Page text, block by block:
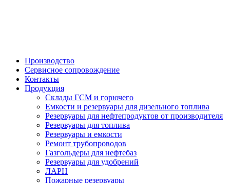
Производство
Сервисное сопровождение
Контакты
Продукция
Склады ГСМ и горючего
Емкости и резервуары для дизельного топлива
Резервуары для нефтепродуктов от производителя
Резервуары для топлива
Резервуары и емкости
Ремонт трубопроводов
Газгольдеры для нефтебаз
Резервуары для удобрений
ЛАРН
Пожарные резервуары